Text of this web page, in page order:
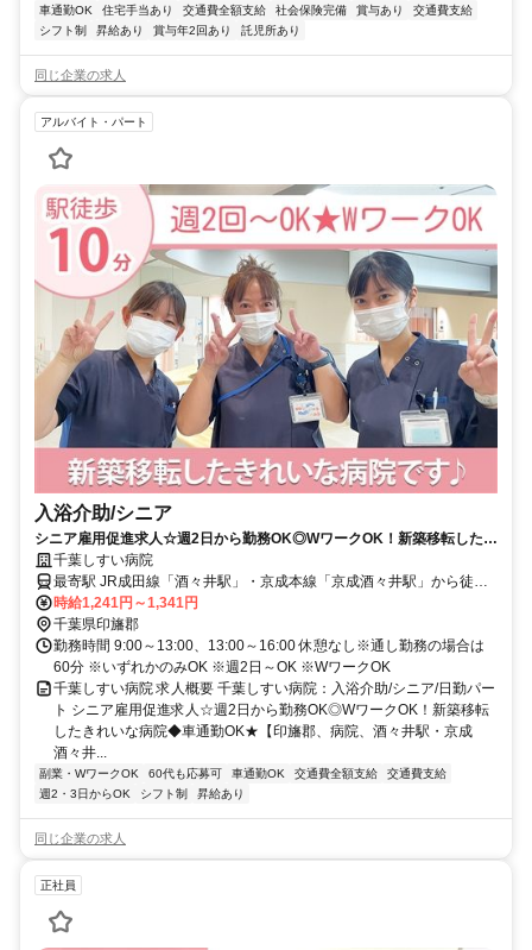
車通勤OK 住宅手当あり 交通費全額支給 社会保険完備 賞与あり
交通費支給
シフト制
昇給あり 賞与年2回あり 託児所あり
同じ企業の求人
アルバイト・パート
入浴介助/シニア
シニア雇用促進求人☆週2日から勤務OK◎WワークOK！新築移転したき
れいな病院◆車通勤OK★【印旛郡、病院、酒々井駅・京成酒々井駅、入
浴介助（シニア）、日勤パート】
千葉しすい病院
最寄駅 JR成田線「酒々井駅」・京成本線「京成酒々井駅」から徒歩
約10分
時給1,241円～1,341円
千葉県印旛郡
勤務時間 9:00～13:00、13:00～16:00 休憩なし※通し勤務の場合は
60分 ※いずれかのみOK ※週2日～OK ※WワークOK
千葉しすい病院 求人概要 千葉しすい病院：入浴介助/シニア/日勤パー
ト シニア雇用促進求人☆週2日から勤務OK◎WワークOK！新築移転
したきれいな病院◆車通勤OK★【印旛郡、病院、酒々井駅・京成
酒々井...
副業・WワークOK 60代も応募可 車通勤OK 交通費全額支給
交通費支給
週2・3日からOK
シフト制 昇給あり
同じ企業の求人
正社員